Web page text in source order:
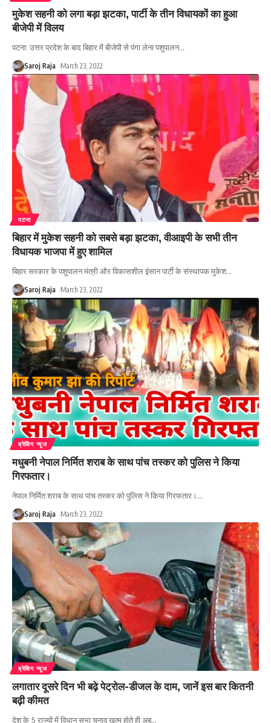
मुकेश सहनी को लगा बड़ा झटका, पार्टी के तीन विधायकों का हुआ
बीजेपी में विलय
पटना: उत्तर प्रदेश के बाद बिहार में बीजेपी से पंगा लेना पशुपालन…
Saroj Raja March 23, 2022
पटना
बिहार में मुकेश सहनी को सबसे बड़ा झटका, वीआइपी के सभी तीन
विधायक भाजपा में हुए शामिल
बिहार सरकार के पशुपालन मंत्री और विकासशील इंसान पार्टी के संस्‍थापक मुकेश…
Saroj Raja March 23, 2022
ब्रेकिंग न्यूज
मधुबनी नेपाल निर्मित शराब के साथ पांच तस्कर को पुलिस ने किया
गिरफतार।
नेपाल निर्मित शराब के साथ पांच तस्कर को पुलिस ने किया गिरफतार। …
Saroj Raja March 23, 2022
ब्रेकिंग न्यूज
लगातार दूसरे दिन भी बढ़े पेट्रोल-डीजल के दाम, जानें इस बार कितनी
बढ़ी कीमत
देश के 5 राज्यों में विधान सभा चुनाव खत्म होते ही अब…